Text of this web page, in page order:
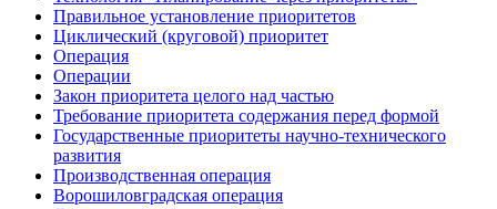
Правильное установление приоритетов
Циклический (круговой) приоритет
Операция
Операции
Закон приоритета целого над частью
Требование приоритета содержания перед формой
Государственные приоритеты научно-технического
развития
Производственная операция
Ворошиловградская операция